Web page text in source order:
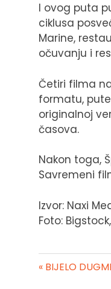
I ovog puta
ciklusa
Marine,
očuvanju i
Četiri filma
formatu,
originalnoj
časova.
Nakon toga,
Savremeni
Izvor: Naxi
Foto:
« BIJELO